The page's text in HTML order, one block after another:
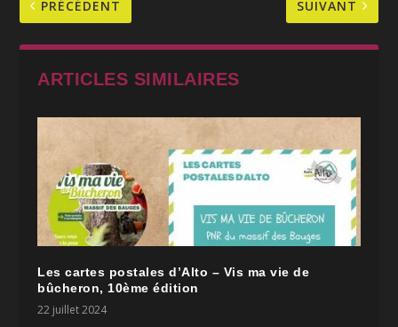
PRÉCÉDENT SUIVANT
ARTICLES SIMILAIRES
Les cartes postales d’Alto – Vis ma vie de
bûcheron, 10ème édition
22 juillet 2024